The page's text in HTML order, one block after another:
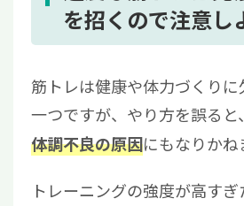
を招くので注意し
筋トレは健康や体力づくり
一つですが、やり方を誤ると、
体調不良の原因にもなりかね
トレーニングの強度が高す